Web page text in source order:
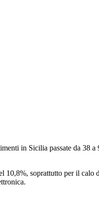
in Sicilia passate da 38
soprattutto per il